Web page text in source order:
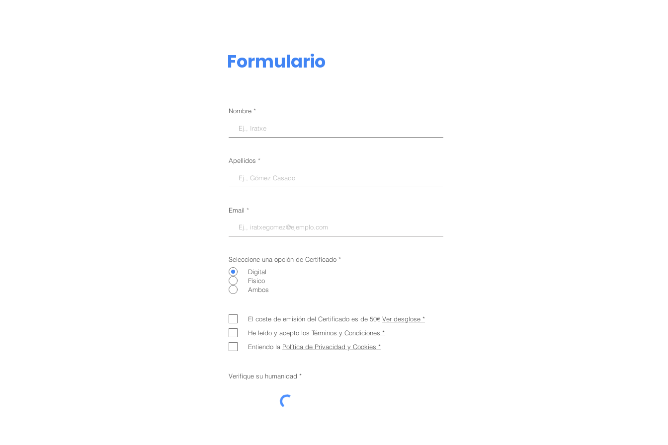
Formulario
Nombre
Apellidos
Email
Seleccione una opción de Certificado *
Digital
Físico
Ambos
El coste de emisión del Certificado es de 50€ Ver desglose *
He leído y acepto los Términos y Condiciones *
Entiendo la Política de Privacidad y Cookies *
Verifique su humanidad *